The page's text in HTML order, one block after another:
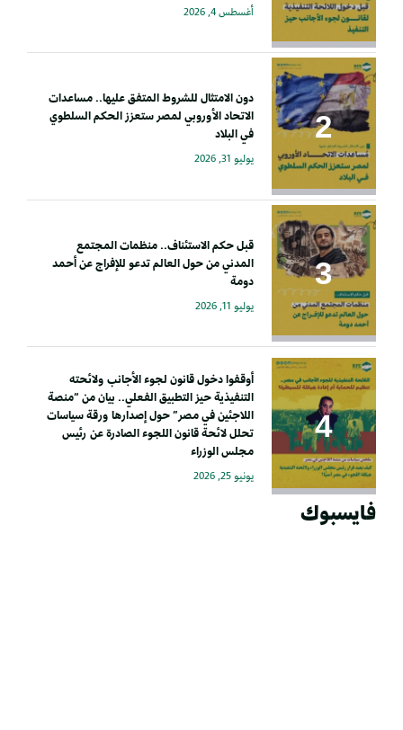
أغسطس 4, 2026
دون الامتثال للشروط المتفق عليها.. مساعدات
الاتحاد الأوروبي لمصر ستعزز الحكم السلطوي
في البلاد
يوليو 31, 2026
قبل حكم الاستئناف.. منظمات المجتمع
المدني من حول العالم تدعو للإفراج عن أحمد
دومة
يوليو 11, 2026
أوقفوا دخول قانون لجوء الأجانب ولائحته
التنفيذية حيز التطبيق الفعلي.. بيان من “منصة
اللاجئين في مصر” حول إصدارها ورقة سياسات
تحلل لائحة قانون اللجوء الصادرة عن رئيس
مجلس الوزراء
يونيو 25, 2026
فايسبوك